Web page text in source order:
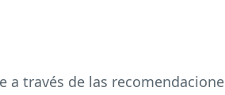
a través de las